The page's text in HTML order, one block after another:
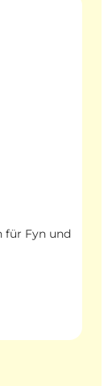
für Fyn und